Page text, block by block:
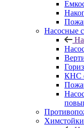
Насосные
КНС